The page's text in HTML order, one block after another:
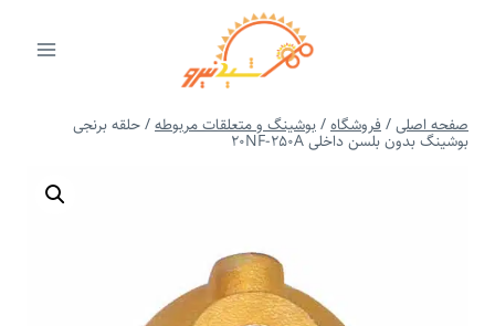
صفحه اصلی/فروشگاه/بوشینگ و متعلقات مربوطه/حلقه برنجی
بوشینگ بدون بلسن داخلی 20NF-250A